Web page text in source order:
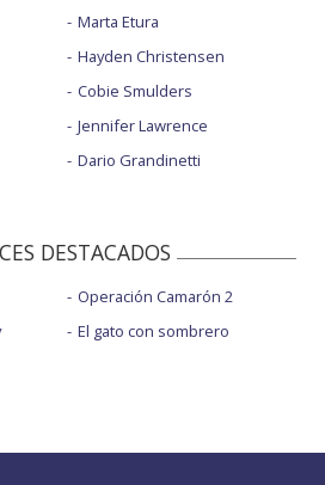
Marta Etura
Hayden Christensen
Cobie Smulders
Jennifer Lawrence
Dario Grandinetti
DESTACADOS
Operación Camarón 2
El gato con sombrero